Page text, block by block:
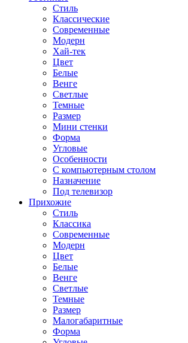
Стиль
Классические
Современные
Модерн
Хай-тек
Цвет
Белые
Венге
Светлые
Темные
Размер
Мини стенки
Форма
Угловые
Особенности
С компьютерным столом
Назначение
Под телевизор
Прихожие
Стиль
Классика
Современные
Модерн
Цвет
Белые
Венге
Светлые
Темные
Размер
Малогабаритные
Форма